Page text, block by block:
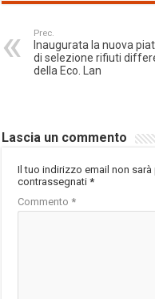
Prec.
Inaugurata la nuova
di selezione rifiuti
della Eco. Lan
Lascia un commento
Il tuo indirizzo email non sarà
contrassegnati*
Commento*